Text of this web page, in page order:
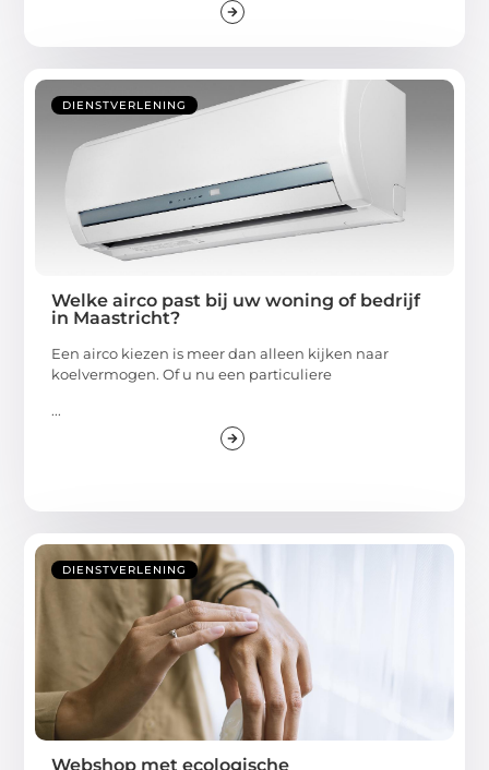
DIENSTVERLENING
Welke airco past bij uw woning of bedrijf
in Maastricht?
Een airco kiezen is meer dan alleen kijken naar
koelvermogen. Of u nu een particuliere
...
DIENSTVERLENING
Webshop met ecologische